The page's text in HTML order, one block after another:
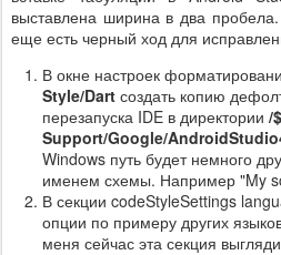
выставлена ширина в два
еще есть черный ход для
В окне настроек
Style/Dart создать копию
перезапуска IDE в директории /
Support/Google/
Windows путь будет немного
именем схемы. Например "My
В секции codeStyleSettings
опции по примеру других
меня сейчас эта секция